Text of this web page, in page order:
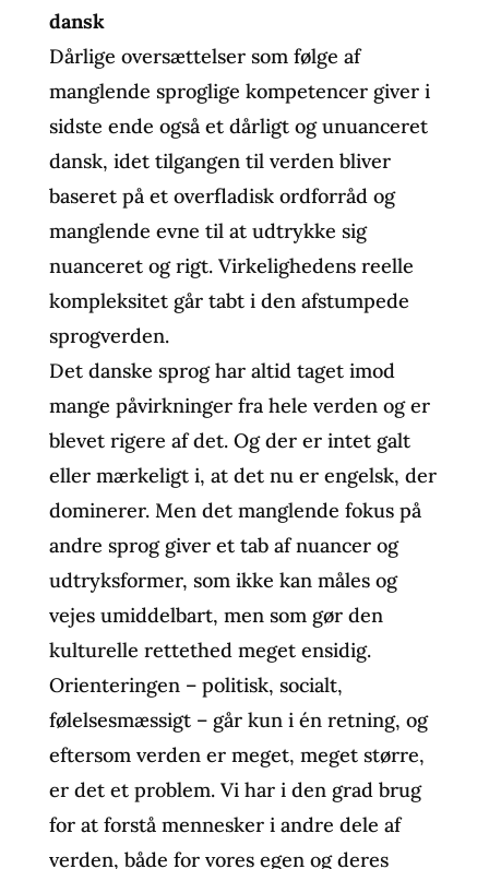
dansk
Dårlige oversættelser som følge af
manglende sproglige kompetencer giver i
sidste ende også et dårligt og unuanceret
dansk, idet tilgangen til verden bliver
baseret på et overfladisk ordforråd og
manglende evne til at udtrykke sig
nuanceret og rigt. Virkelighedens reelle
kompleksitet går tabt i den afstumpede
sprogverden.
Det danske sprog har altid taget imod
mange påvirkninger fra hele verden og er
blevet rigere af det. Og der er intet galt
eller mærkeligt i, at det nu er engelsk, der
dominerer. Men det manglende fokus på
andre sprog giver et tab af nuancer og
udtryksformer, som ikke kan måles og
vejes umiddelbart, men som gør den
kulturelle rettethed meget ensidig.
Orienteringen – politisk, socialt,
følelsesmæssigt – går kun i én retning, og
eftersom verden er meget, meget større,
er det et problem. Vi har i den grad brug
for at forstå mennesker i andre dele af
verden, både for vores egen og deres